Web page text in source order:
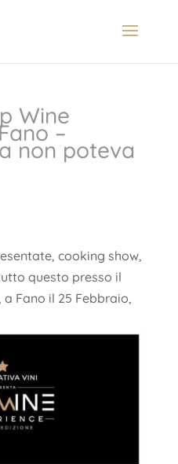
Wine
–
non poteva
cooking show,
questo presso il
Fano il 25 Febbraio,